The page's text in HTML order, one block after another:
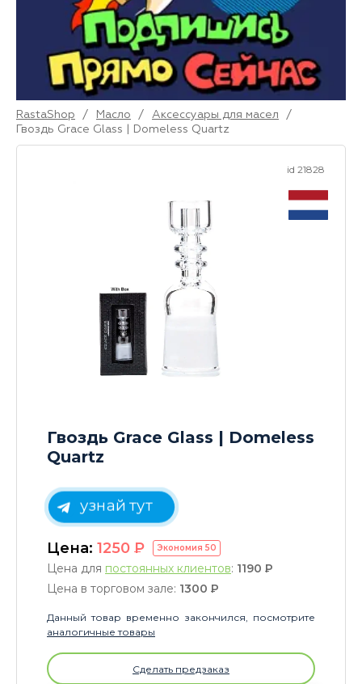
RastaShop / Масло / Аксессуары для масел
/
Гвоздь Grace Glass | Domeless Quartz
id 21828
Гвоздь Grace Glass | Domeless
Quartz
узнай тут
Цена: 1250 P Экономия 50
Цена для постоянных клиентов: 1190 P
Цена в торговом зале: 1300 P
Данный товар временно закончился, посмотрите
аналогичные товары
Сделать предзаказ